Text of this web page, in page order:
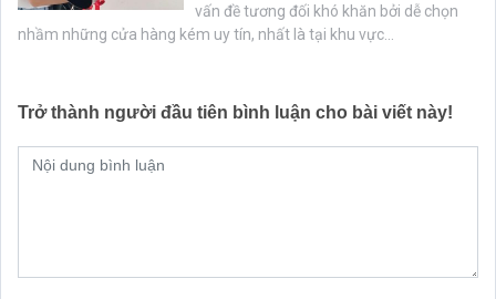
vấn đề tương đối khó khăn bởi dễ chọn
nhầm những cửa hàng kém uy tín, nhất là tại khu vực...
Trở thành người đầu tiên bình luận cho bài viết này!